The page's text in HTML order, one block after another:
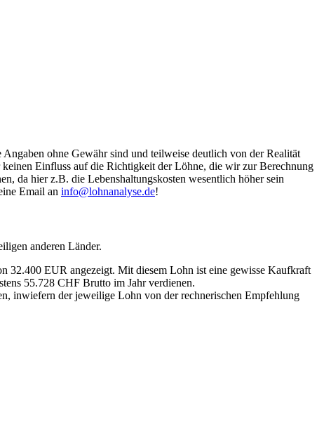
ohne Gewähr sind und teilweise deutlich von der Realität
Einfluss auf die Richtigkeit der Löhne, die wir zur Berechnung
da hier z.B. die Lebenshaltungskosten wesentlich höher sein
Email an info@lohnanalyse.de!
anderen Länder.
32.400 EUR angezeigt. Mit diesem Lohn ist eine gewisse Kaufkraft
55.728 CHF Brutto im Jahr verdienen.
inwiefern der jeweilige Lohn von der rechnerischen Empfehlung